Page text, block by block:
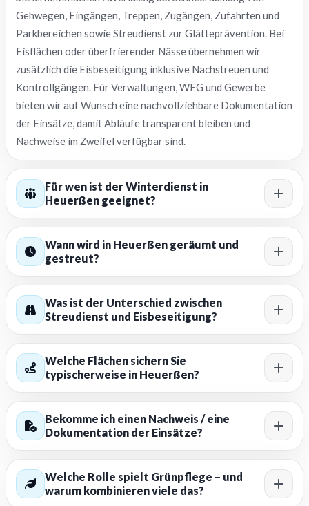
Gehwegen, Eingängen, Treppen, Zugängen, Zufahrten und
Parkbereichen sowie Streudienst zur Glätteprävention. Bei
Eisflächen oder überfrierender Nässe übernehmen wir
zusätzlich die Eisbeseitigung inklusive Nachstreuen und
Kontrollgängen. Für Verwaltungen, WEG und Gewerbe
bieten wir auf Wunsch eine nachvollziehbare Dokumentation
der Einsätze, damit Abläufe transparent bleiben und
Nachweise im Zweifel verfügbar sind.
Für wen ist der Winterdienst in
Heuerßen geeignet?
Wann wird in Heuerßen geräumt und
gestreut?
Was ist der Unterschied zwischen
Streudienst und Eisbeseitigung?
Welche Flächen sichern Sie
typischerweise in Heuerßen?
Bekomme ich einen Nachweis / eine
Dokumentation der Einsätze?
Welche Rolle spielt Grünpflege – und
warum kombinieren viele das?